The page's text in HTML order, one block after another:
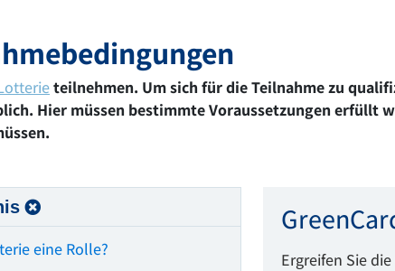
teilnehmen. Um sich für die Teilnahme zu
Hier müssen bestimmte Voraussetzungen erfüllt
eine Rolle?
Ergreifen Sie